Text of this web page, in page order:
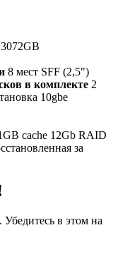
3072GB
8 мест SFF (2,5")
в комплекте 2
10gbe
cache 12Gb RAID
за
Убедитесь в этом на